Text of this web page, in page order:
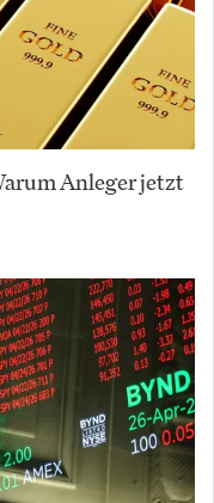
Anleger jetzt